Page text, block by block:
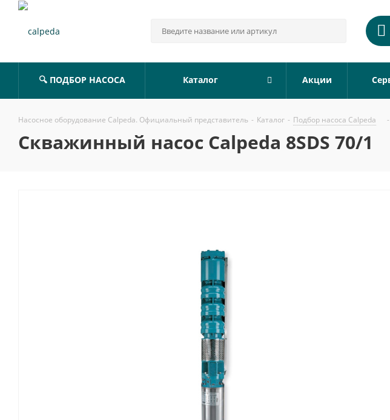
🔍 ПОДБОР НАСОСА Каталог Акции
Насосное оборудование Calpeda. Официальный представитель - Каталог - Подбор насоса Calpeda -
Скважинный насос Calpeda 8SDS 70/1